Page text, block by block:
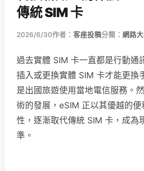
傳統 SIM 卡
2026/6/30作者： 客座投稿分類： 網路
過去實體 SIM 卡一直都是行動通
插入或更換實體 SIM 卡才能更換
是出國旅遊使用當地電信服務。
術的發展，eSIM 正以其優越的
性，逐漸取代傳統 SIM 卡，成為
準。